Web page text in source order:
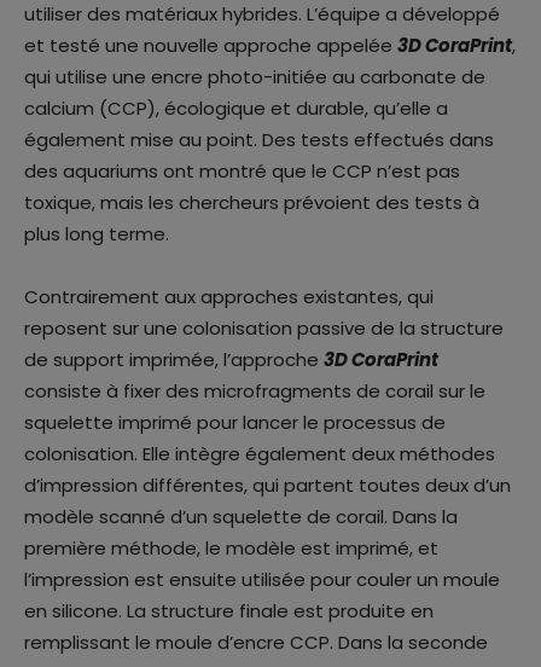
utiliser des matériaux hybrides. L’équipe a développé
et testé une nouvelle approche appelée 3D CoraPrint,
qui utilise une encre photo-initiée au carbonate de
calcium (CCP), écologique et durable, qu’elle a
également mise au point. Des tests effectués dans
des aquariums ont montré que le CCP n’est pas
toxique, mais les chercheurs prévoient des tests à
plus long terme.
Contrairement aux approches existantes, qui
reposent sur une colonisation passive de la structure
de support imprimée, l’approche 3D CoraPrint
consiste à fixer des microfragments de corail sur le
squelette imprimé pour lancer le processus de
colonisation. Elle intègre également deux méthodes
d’impression différentes, qui partent toutes deux d’un
modèle scanné d’un squelette de corail. Dans la
première méthode, le modèle est imprimé, et
l’impression est ensuite utilisée pour couler un moule
en silicone. La structure finale est produite en
remplissant le moule d’encre CCP. Dans la seconde